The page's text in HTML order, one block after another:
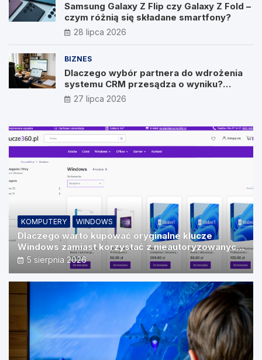
Samsung Galaxy Z Flip czy Galaxy Z Fold –
czym różnią się składane smartfony?
28 lipca 2026
BIZNES
Dlaczego wybór partnera do wdrożenia
systemu CRM przesądza o wyniku?
Wywiad z Pawłem Prymakowskim, CEO IT
Vision
27 lipca 2026
KOMPUTERY WINDOWS
Dlaczego warto kupować oryginalne klucze
Windows zamiast korzystać z nieautoryzowanych
źródeł?
5 sierpnia 2026